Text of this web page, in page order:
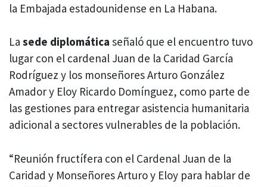
la Embajada estadounidense en La Habana.
La sede diplomática señaló que el encuentro tuvo
lugar con el cardenal Juan de la Caridad García
Rodríguez y los monseñores Arturo González
Amador y Eloy Ricardo Domínguez, como parte de
las gestiones para entregar asistencia humanitaria
adicional a sectores vulnerables de la población.
“Reunión fructífera con el Cardenal Juan de la
Caridad y Monseñores Arturo y Eloy para hablar de